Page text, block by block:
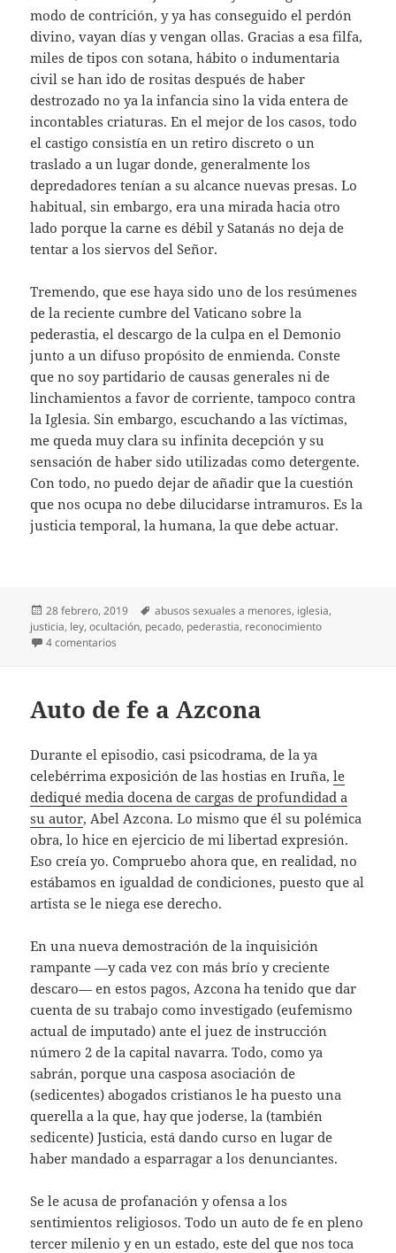
modo de contrición, y ya has conseguido el perdón
divino, vayan días y vengan ollas. Gracias a esa filfa,
miles de tipos con sotana, hábito o indumentaria
civil se han ido de rositas después de haber
destrozado no ya la infancia sino la vida entera de
incontables criaturas. En el mejor de los casos, todo
el castigo consistía en un retiro discreto o un
traslado a un lugar donde, generalmente los
depredadores tenían a su alcance nuevas presas. Lo
habitual, sin embargo, era una mirada hacia otro
lado porque la carne es débil y Satanás no deja de
tentar a los siervos del Señor.
Tremendo, que ese haya sido uno de los resúmenes
de la reciente cumbre del Vaticano sobre la
pederastia, el descargo de la culpa en el Demonio
junto a un difuso propósito de enmienda. Conste
que no soy partidario de causas generales ni de
linchamientos a favor de corriente, tampoco contra
la Iglesia. Sin embargo, escuchando a las víctimas,
me queda muy clara su infinita decepción y su
sensación de haber sido utilizadas como detergente.
Con todo, no puedo dejar de añadir que la cuestión
que nos ocupa no debe dilucidarse intramuros. Es la
justicia temporal, la humana, la que debe actuar.
Publicado
el
28 febrero, 2019 Etiquetas
abusos sexuales a menores, iglesia,
justicia, ley,ocultación, pecado, pederastia, reconocimiento
4 comentarios
Auto de fe a Azcona
Durante el episodio, casi psicodrama, de la ya
celebérrima exposición de las hostias en Iruña,le
dediqué media docena de cargas de profundidad a
su autor, Abel Azcona. Lo mismo que él su polémica
obra, lo hice en ejercicio de mi libertad expresión.
Eso creía yo. Compruebo ahora que, en realidad, no
estábamos en igualdad de condiciones, puesto que al
artista se le niega ese derecho.
En una nueva demostración de la inquisición
rampante —y cada vez con más brío y creciente
descaro— en estos pagos, Azcona ha tenido que dar
cuenta de su trabajo como investigado (eufemismo
actual de imputado) ante el juez de instrucción
número 2 de la capital navarra. Todo, como ya
sabrán, porque una casposa asociación de
(sedicentes) abogados cristianos le ha puesto una
querella a la que, hay que joderse, la (también
sedicente) Justicia, está dando curso en lugar de
haber mandado a esparragar a los denunciantes.
Se le acusa de profanación y ofensa a los
sentimientos religiosos. Todo un auto de fe en pleno
tercer milenio y en un estado, este del que nos toca